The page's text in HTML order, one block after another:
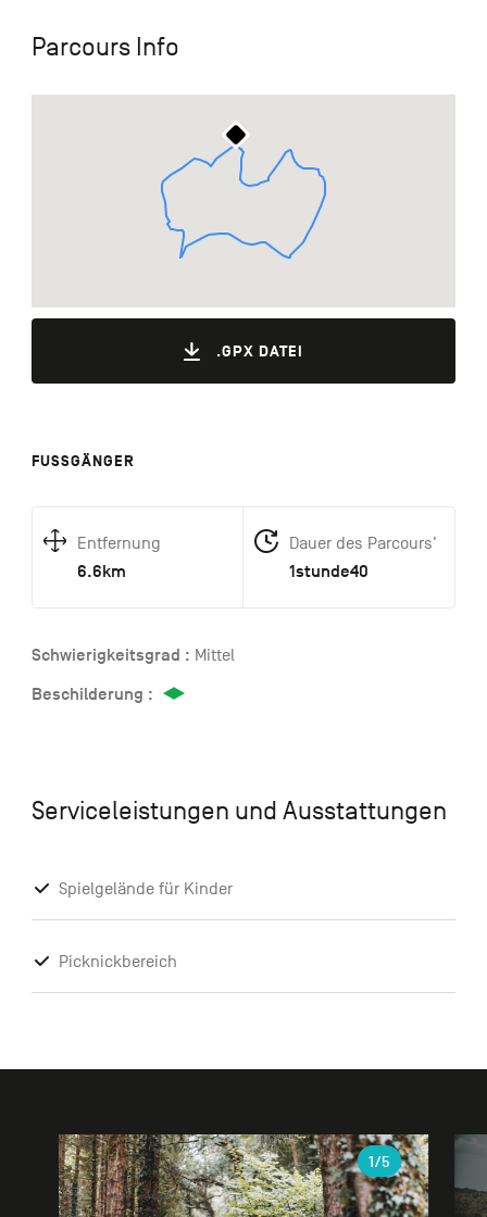
Parcours Info
.GPX DATEI
FUSSGÄNGER
Entfernung
6.6km
Dauer des Parcours'
1stunde40
Schwierigkeitsgrad : Mittel
Beschilderung :
Serviceleistungen und Ausstattungen
Spielgelände für Kinder
Picknickbereich
Galerie
1/5